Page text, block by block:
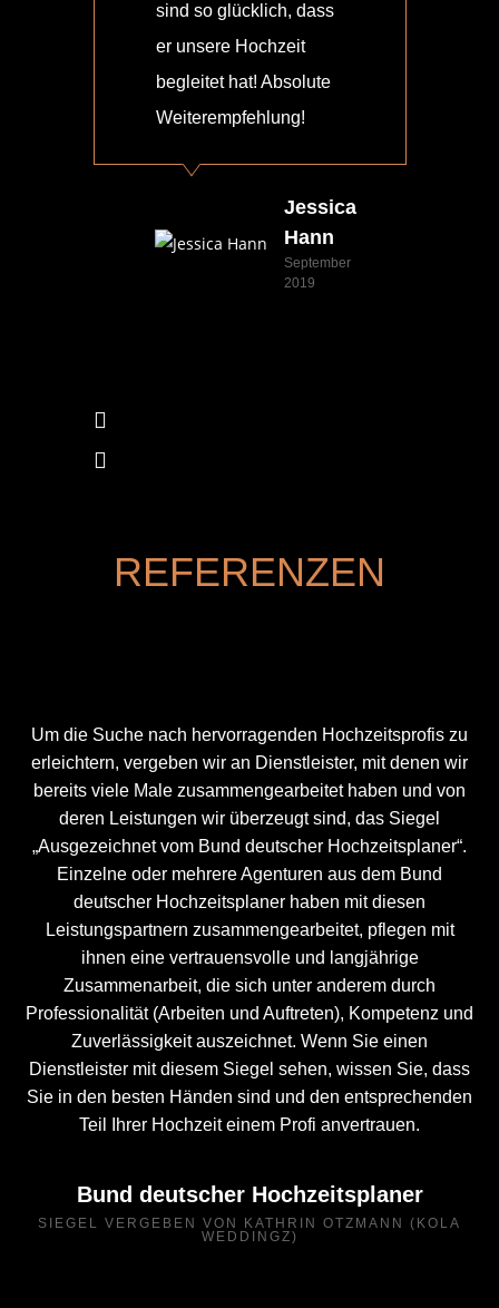
sind so glücklich, dass
er unsere Hochzeit
begleitet hat! Absolute
Weiterempfehlung!
Jessica
Hann
September
2019
REFERENZEN
Um die Suche nach hervorragenden Hochzeitsprofis zu
erleichtern, vergeben wir an Dienstleister, mit denen wir
bereits viele Male zusammengearbeitet haben und von
deren Leistungen wir überzeugt sind, das Siegel
„Ausgezeichnet vom Bund deutscher Hochzeitsplaner“.
Einzelne oder mehrere Agenturen aus dem Bund
deutscher Hochzeitsplaner haben mit diesen
Leistungspartnern zusammengearbeitet, pflegen mit
ihnen eine vertrauensvolle und langjährige
Zusammenarbeit, die sich unter anderem durch
Professionalität (Arbeiten und Auftreten), Kompetenz und
Zuverlässigkeit auszeichnet. Wenn Sie einen
Dienstleister mit diesem Siegel sehen, wissen Sie, dass
Sie in den besten Händen sind und den entsprechenden
Teil Ihrer Hochzeit einem Profi anvertrauen.
Bund deutscher Hochzeitsplaner
SIEGEL VERGEBEN VON KATHRIN OTZMANN (KOLA
WEDDINGZ)